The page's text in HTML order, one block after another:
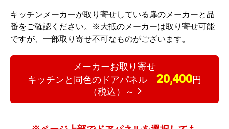
キッチンメーカーが取り寄せしている扉のメーカーと品
番をご確認ください。
※大抵のメーカーは取り寄せ可能
ですが、一部取り寄せ不可なものがございます。
メーカーお取り寄せ
キッチンと同色のドアパネル 20,400円
（税込）～